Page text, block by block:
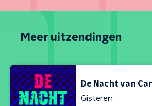
Meer uitzendingen
De Nacht van
Gisteren